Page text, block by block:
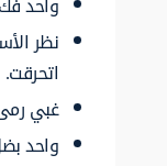
نظر
اتحرقت.
غبي
واحد